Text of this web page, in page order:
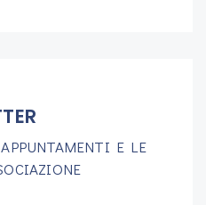
E LE